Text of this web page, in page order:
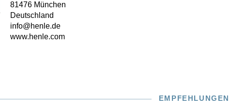
81476 München
Deutschland
info@henle.de
www.henle.com
EMPFEHLUNGEN